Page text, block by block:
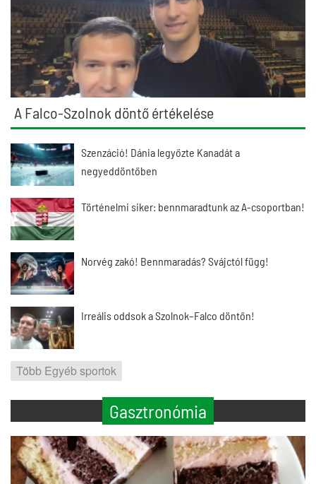
A Falco-Szolnok döntő értékelése
Szenzáció! Dánia legyőzte Kanadát a
negyeddöntőben
Történelmi siker: bennmaradtunk az A-csoportban!
Norvég zakó! Bennmaradás? Svájctól függ!
Irreális oddsok a Szolnok–Falco döntőn!
Több Egyéb sportok
Gasztronómia